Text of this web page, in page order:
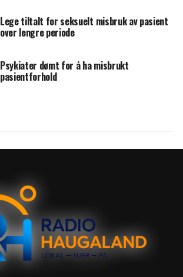
Lege tiltalt for seksuelt misbruk av pasient
over lengre periode
Psykiater dømt for å ha misbrukt
pasientforhold